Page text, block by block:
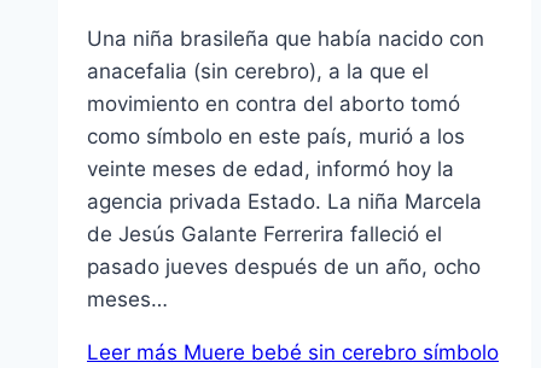
Una niña brasileña que habí­a nacido con
anacefalia (sin cerebro), a la que el
movimiento en contra del aborto tomó
como sí­mbolo en este paí­s, murió a los
veinte meses de edad, informó hoy la
agencia privada Estado. La niña Marcela
de Jesús Galante Ferrerira falleció el
pasado jueves después de un año, ocho
meses…
Leer más Muere bebé sin cerebro sí­mbolo